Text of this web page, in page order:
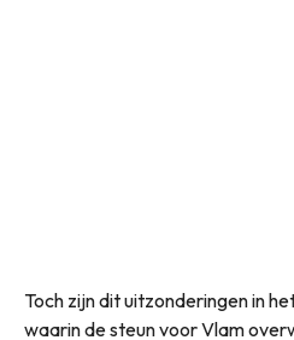
Toch zijn dit uitzonderingen in
waarin de steun voor Vlam